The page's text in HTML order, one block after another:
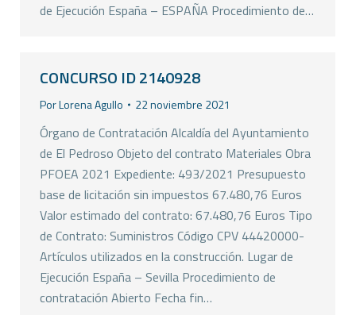
de Ejecución España – ESPAÑA Procedimiento de…
CONCURSO ID 2140928
PorLorena Agullo 22 noviembre 2021
Órgano de Contratación Alcaldía del Ayuntamiento
de El Pedroso Objeto del contrato Materiales Obra
PFOEA 2021 Expediente: 493/2021 Presupuesto
base de licitación sin impuestos 67.480,76 Euros
Valor estimado del contrato: 67.480,76 Euros Tipo
de Contrato: Suministros Código CPV 44420000-
Artículos utilizados en la construcción. Lugar de
Ejecución España – Sevilla Procedimiento de
contratación Abierto Fecha fin…